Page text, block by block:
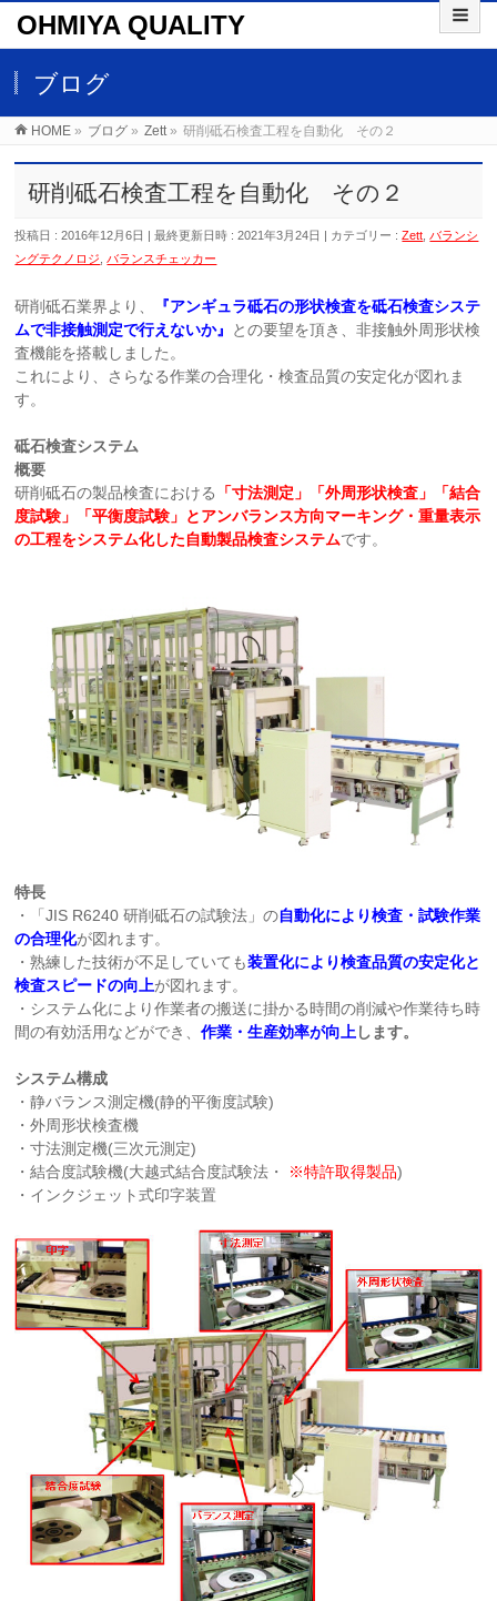
OHMIYA QUALITY
ブログ
HOME » ブログ » Zett» 研削砥石検査工程を自動化 その２
研削砥石検査工程を自動化 その２
投稿日 : 2016年12月6日 最終更新日時 : 2021年3月24日 カテゴリー :Zett ,バランシ
ングテクノロジ ,バランスチェッカー
研削砥石業界より、 『アンギュラ砥石の形状検査を砥石検査システ
ムで非接触測定で行えないか』 との要望を頂き、非接触外周形状検
査機能を搭載しました。
これにより、さらなる作業の合理化・検査品質の安定化が図れま
す。
砥石検査システム
概要
研削砥石の製品検査における
「寸法測定」「外周形状検査」「結合
度試験」「平衡度試験」とアンバランス方向マーキング・重量表示
の工程をシステム化した自動製品検査システムです。
特長
・「JIS R6240 研削砥石の試験法」の自動化により検査・試験作業
の合理化が図れます。
・熟練した技術が不足していても装置化により検査品質の安定化と
検査スピードの向上が図れます。
・システム化により作業者の搬送に掛かる時間の削減や作業待ち時
間の有効活用などができ、作業・生産効率が向上します。
システム構成
・静バランス測定機(静的平衡度試験)
・外周形状検査機
・寸法測定機(三次元測定)
・結合度試験機(大越式結合度試験法・ ※特許取得製品)
・インクジェット式印字装置